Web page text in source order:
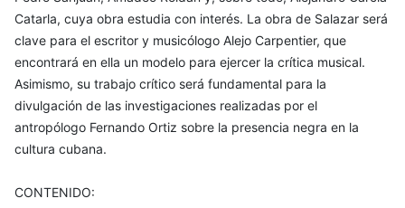
Catarla, cuya obra estudia con interés. La obra de Salazar será
clave para el escritor y musicólogo Alejo Carpentier, que
encontrará en ella un modelo para ejercer la crítica musical.
Asimismo, su trabajo crítico será fundamental para la
divulgación de las investigaciones realizadas por el
antropólogo Fernando Ortiz sobre la presencia negra en la
cultura cubana.
CONTENIDO: